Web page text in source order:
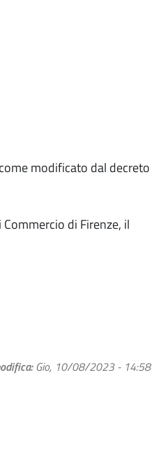
modificato dal decreto
di Firenze, il
Gio, 10/08/2023 - 14:58